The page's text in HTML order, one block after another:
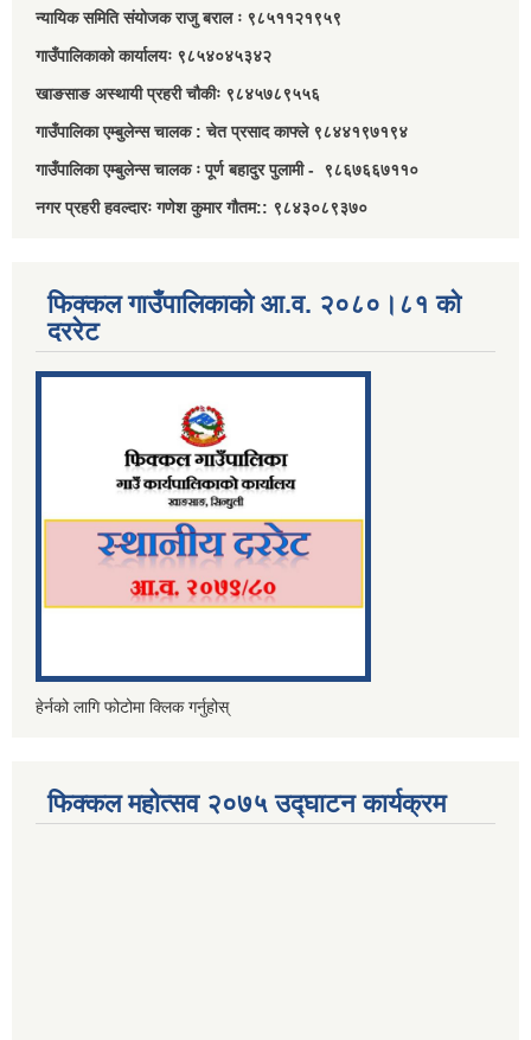
न्यायिक समिति संयोजक राजु बराल ः ९८५११२१९५९
गाउँपालिकाको कार्यालयः ९८५४०४५३४२
खाङसाङ अस्थायी प्रहरी चौकीः ९८४५७८९५५६
गाउँपालिका एम्बुलेन्स चालक : चेत प्रसाद काफ्ले ९८४४१९७१९४
गाउँपालिका एम्बुलेन्स चालक ः पूर्ण बहादुर पुलामी - ९८६७६६७११०
नगर प्रहरी हवल्दारः गणेश कुमार गौतम:: ९८४३०८९३७०
फिक्कल गाउँपालिकाको आ.व. २०८०।८१ को
दररेट
हेर्नको लागि फोटोमा क्लिक गर्नुहोस्
फिक्कल महोत्सव २०७५ उद्घाटन कार्यक्रम